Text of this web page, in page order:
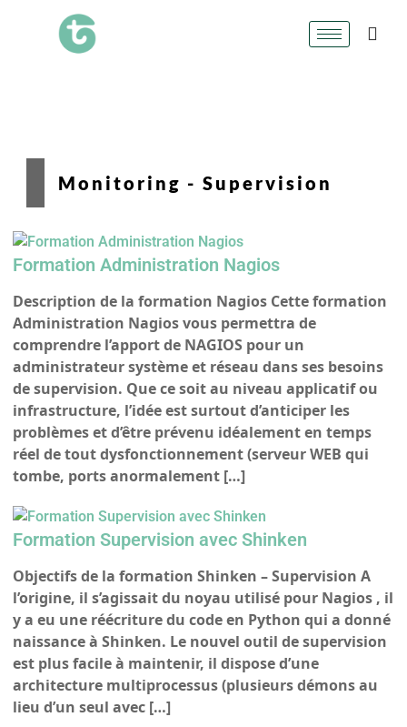
Monitoring - Supervision
Formation Administration Nagios
Description de la formation Nagios Cette formation
Administration Nagios vous permettra de
comprendre l’apport de NAGIOS pour un
administrateur système et réseau dans ses besoins
de supervision. Que ce soit au niveau applicatif ou
infrastructure, l’idée est surtout d’anticiper les
problèmes et d’être prévenu idéalement en temps
réel de tout dysfonctionnement (serveur WEB qui
tombe, ports anormalement […]
Formation Supervision avec Shinken
Objectifs de la formation Shinken – Supervision A
l’origine, il s’agissait du noyau utilisé pour Nagios , il
y a eu une réécriture du code en Python qui a donné
naissance à Shinken. Le nouvel outil de supervision
est plus facile à maintenir, il dispose d’une
architecture multiprocessus (plusieurs démons au
lieu d’un seul avec […]